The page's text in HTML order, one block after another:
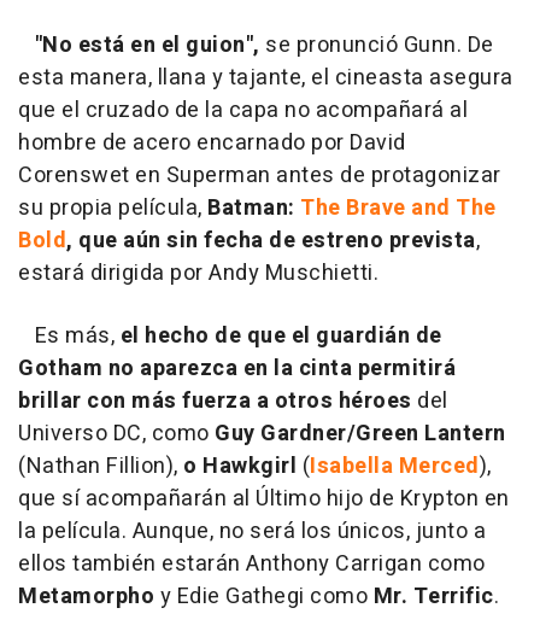
"No está en el guion", se pronunció Gunn. De
esta manera, llana y tajante, el cineasta asegura
que el cruzado de la capa no acompañará al
hombre de acero encarnado por David
Corenswet en Superman antes de protagonizar
su propia película, Batman: The Brave and The
Bold, que aún sin fecha de estreno prevista,
estará dirigida por Andy Muschietti.
Es más, el hecho de que el guardián de
Gotham no aparezca en la cinta permitirá
brillar con más fuerza a otros héroes del
Universo DC, como Guy Gardner/Green Lantern
(Nathan Fillion), o Hawkgirl (Isabella Merced),
que sí acompañarán al Último hijo de Krypton en
la película. Aunque, no será los únicos, junto a
ellos también estarán Anthony Carrigan como
Metamorpho y Edie Gathegi como Mr. Terrific.